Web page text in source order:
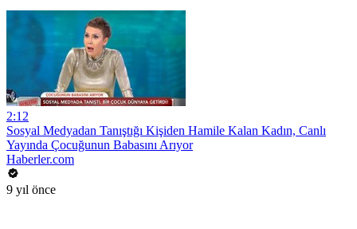
2:12
Sosyal Medyadan Tanıştığı Kişiden Hamile Kalan Kadın, Canlı
Yayında Çocuğunun Babasını Arıyor
Haberler.com
9 yıl önce